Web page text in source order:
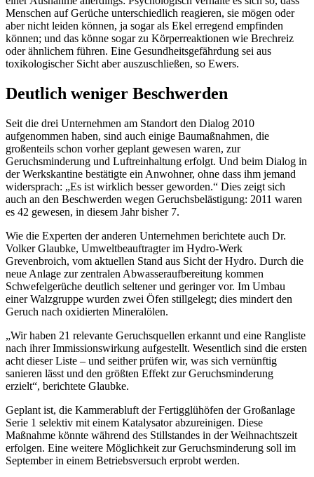
Menschen auf Gerüche unterschiedlich reagieren, sie mögen oder
aber nicht leiden können, ja sogar als Ekel erregend empfinden
können; und das könne sogar zu Körperreaktionen wie Brechreiz
oder ähnlichem führen. Eine Gesundheitsgefährdung sei aus
toxikologischer Sicht aber auszuschließen, so Ewers.
Deutlich weniger Beschwerden
Seit die drei Unternehmen am Standort den Dialog 2010
aufgenommen haben, sind auch einige Baumaßnahmen, die
großenteils schon vorher geplant gewesen waren, zur
Geruchsminderung und Luftreinhaltung erfolgt. Und beim Dialog in
der Werkskantine bestätigte ein Anwohner, ohne dass ihm jemand
widersprach: „Es ist wirklich besser geworden.“ Dies zeigt sich
auch an den Beschwerden wegen Geruchsbelästigung: 2011 waren
es 42 gewesen, in diesem Jahr bisher 7.
Wie die Experten der anderen Unternehmen berichtete auch Dr.
Volker Glaubke, Umweltbeauftragter im Hydro-Werk
Grevenbroich, vom aktuellen Stand aus Sicht der Hydro. Durch die
neue Anlage zur zentralen Abwasseraufbereitung kommen
Schwefelgerüche deutlich seltener und geringer vor. Im Umbau
einer Walzgruppe wurden zwei Öfen stillgelegt; dies mindert den
Geruch nach oxidierten Mineralölen.
„Wir haben 21 relevante Geruchsquellen erkannt und eine Rangliste
nach ihrer Immissionswirkung aufgestellt. Wesentlich sind die ersten
acht dieser Liste – und seither prüfen wir, was sich vernünftig
sanieren lässt und den größten Effekt zur Geruchsminderung
erzielt“, berichtete Glaubke.
Geplant ist, die Kammerabluft der Fertigglühöfen der Großanlage
Serie 1 selektiv mit einem Katalysator abzureinigen. Diese
Maßnahme könnte während des Stillstandes in der Weihnachtszeit
erfolgen. Eine weitere Möglichkeit zur Geruchsminderung soll im
September in einem Betriebsversuch erprobt werden.